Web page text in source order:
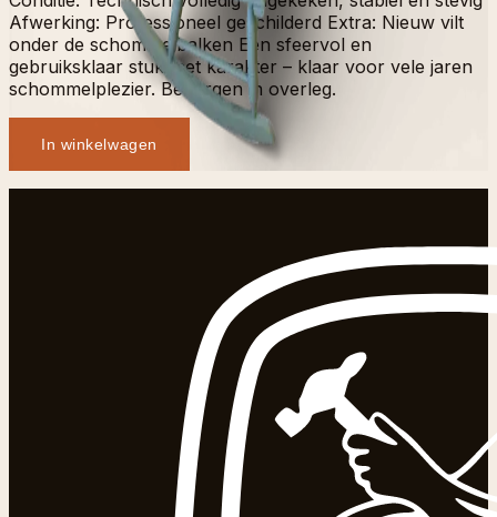
Afwerking: Professioneel geschilderd Extra: Nieuw vilt
onder de schommelbalken Een sfeervol en
gebruiksklaar stuk met karakter – klaar voor vele jaren
schommelplezier. Bezorgen in overleg.
In winkelwagen